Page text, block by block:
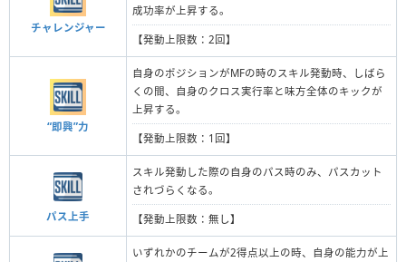
チャレンジャー
成功率が上昇する。
【発動上限数：2回】
“即興”力
自身のポジションがMFの時のスキル発動時、しばら
くの間、自身のクロス実行率と味方全体のキックが
上昇する。
【発動上限数：1回】
パス上手
スキル発動した際の自身のパス時のみ、パスカット
されづらくなる。
【発動上限数：無し】
いずれかのチームが2得点以上の時、自身の能力が上